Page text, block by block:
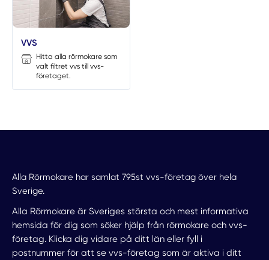
VVS
Hitta alla rörmokare som
valt filtret vvs till vvs-
företaget.
Alla Rörmokare har samlat 795st vvs-företag över hela
Sverige.
Alla Rörmokare är Sveriges största och mest informativa
hemsida för dig som söker hjälp från rörmokare och vvs-
företag. Klicka dig vidare på ditt län eller fyll i
postnummer för att se vvs-företag som är aktiva i ditt